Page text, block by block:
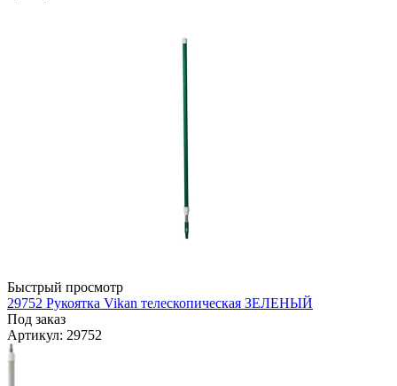
Быстрый просмотр
29752 Рукоятка Vikan телескопическая ЗЕЛЕНЫЙ
Под заказ
Артикул: 29752